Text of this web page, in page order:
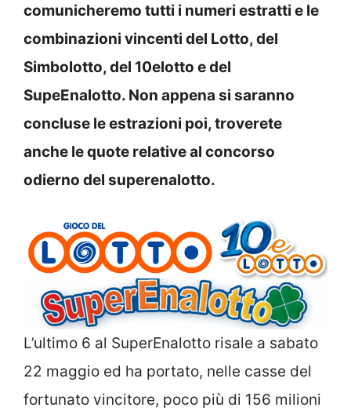
comunicheremo tutti i numeri estratti e le
combinazioni vincenti del Lotto, del
Simbolotto, del 10elotto e del
SupeEnalotto. Non appena si saranno
concluse le estrazioni poi, troverete
anche le quote relative al concorso
odierno del superenalotto.
L’ultimo 6 al SuperEnalotto risale a sabato
22 maggio ed ha portato, nelle casse del
fortunato vincitore, poco più di 156 milioni